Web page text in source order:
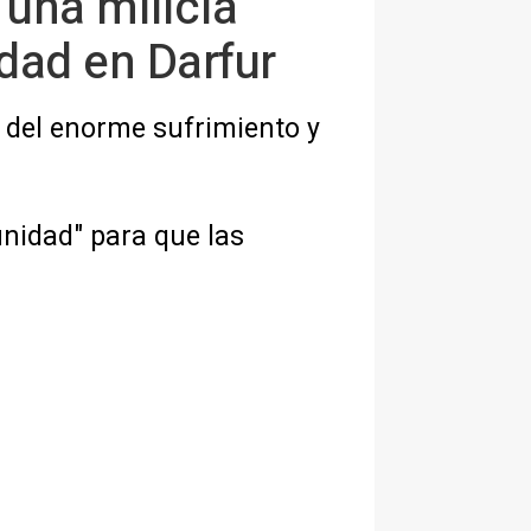
en Darfur
enorme sufrimiento y
para que las